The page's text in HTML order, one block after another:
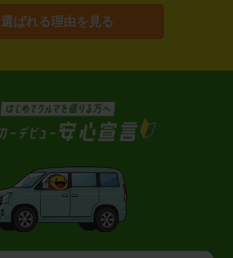
選ばれる理由を見る